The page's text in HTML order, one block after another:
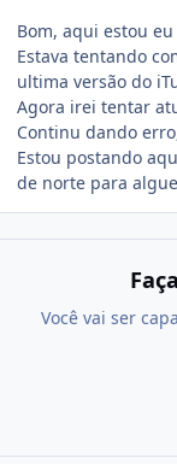
Bom, aqui estou
Estava tentando
ultima versão do
Agora irei tentar
Continu dando
Estou postando
de norte para
Você vai ser